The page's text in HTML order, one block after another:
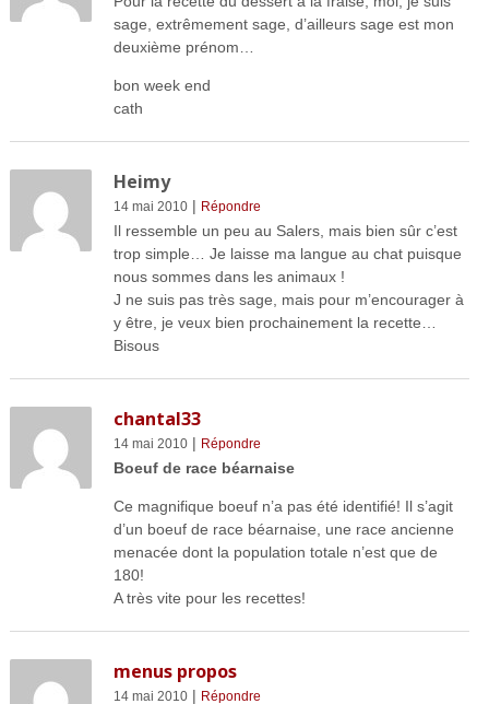
sage, extrêmement sage, d’ailleurs sage est mon
deuxième prénom…
bon week end
cath
Heimy
14 mai 2010| Répondre
Il ressemble un peu au Salers, mais bien sûr c’est
trop simple… Je laisse ma langue au chat puisque
nous sommes dans les animaux !
J ne suis pas très sage, mais pour m’encourager à
y être, je veux bien prochainement la recette…
Bisous
chantal33
14 mai 2010| Répondre
Boeuf de race béarnaise
Ce magnifique boeuf n’a pas été identifié! Il s’agit
d’un boeuf de race béarnaise, une race ancienne
menacée dont la population totale n’est que de
180!
A très vite pour les recettes!
menus propos
14 mai 2010| Répondre